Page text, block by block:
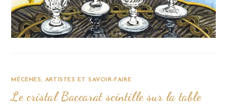
MÉCÈNES, ARTISTES ET SAVOIR-FAIRE
Le cristal Baccarat scintille sur la table